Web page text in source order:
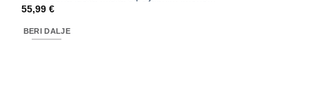
55,99€
BERI DALJE